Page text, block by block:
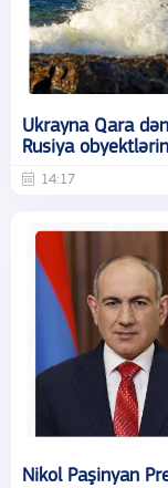
Ukrayna Qara
Rusiya
14:17
Nikol Paşinyan